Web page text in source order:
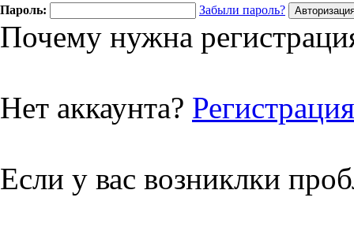
Пароль: Забыли пароль?
Почему нужна
Нет аккаунта? Регистрация
Если у вас возниклки